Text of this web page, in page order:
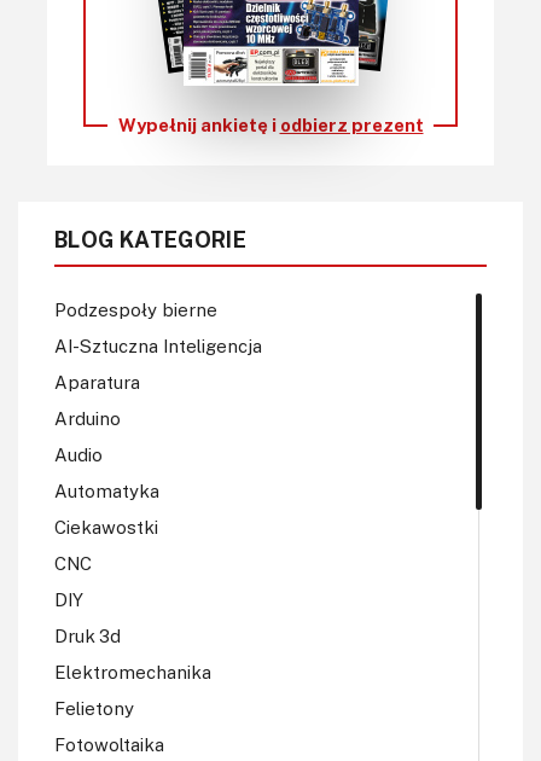
Wypełnij ankietę i odbierz prezent
BLOG KATEGORIE
Podzespoły bierne
AI-Sztuczna Inteligencja
Aparatura
Arduino
Audio
Automatyka
Ciekawostki
CNC
DIY
Druk 3d
Elektromechanika
Felietony
Fotowoltaika